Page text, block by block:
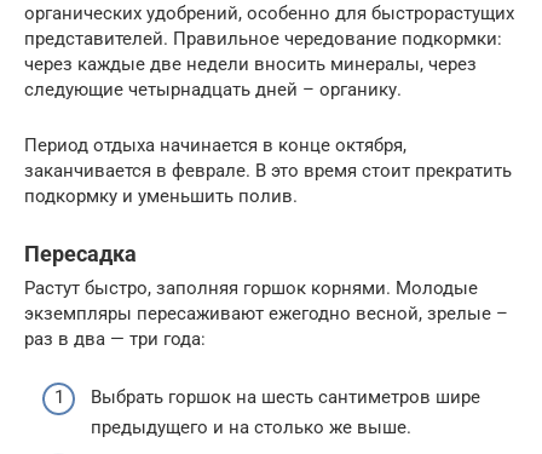
органических удобрений, особенно для быстрорастущих
представителей. Правильное чередование подкормки:
через каждые две недели вносить минералы, через
следующие четырнадцать дней – органику.
Период отдыха начинается в конце октября,
заканчивается в феврале. В это время стоит прекратить
подкормку и уменьшить полив.
Пересадка
Растут быстро, заполняя горшок корнями. Молодые
экземпляры пересаживают ежегодно весной, зрелые –
раз в два — три года:
Выбрать горшок на шесть сантиметров шире
предыдущего и на столько же выше.